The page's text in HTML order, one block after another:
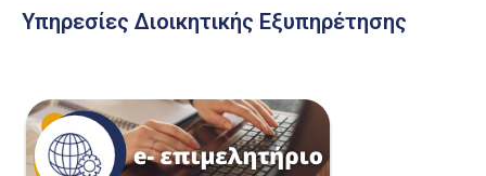
Υπηρεσίες Διοικητικής Εξυπηρέτησης